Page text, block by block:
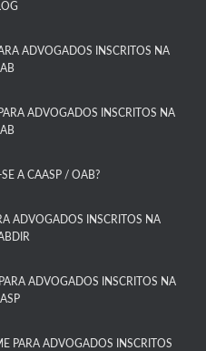
ADVOGADOS INSCRITOS NA
ADVOGADOS INSCRITOS NA
A CAASP / OAB?​
ADVOGADOS INSCRITOS NA
ADVOGADOS INSCRITOS NA
PARA ADVOGADOS INSCRITOS